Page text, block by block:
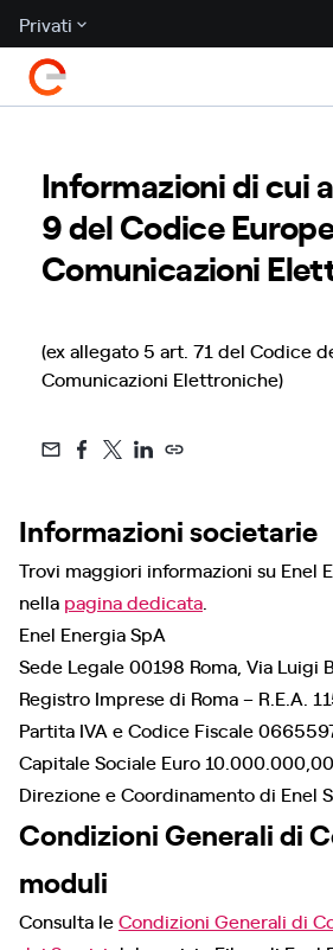
Privati
Informazioni di cui
9 del Codice
Comunicazioni
(ex allegato 5 art. 71 del Codice
Comunicazioni Elettroniche)
Informazioni societarie
Trovi maggiori informazioni su Enel
nella pagina dedicata
Enel Energia SpA
Sede Legale 00198 Roma, Via Luigi
Registro Imprese di Roma – R.E.A.
Partita IVA e Codice Fiscale
Capitale Sociale Euro 10.000.000,00
Direzione e Coordinamento di Enel
Condizioni Generali di
moduli
Consulta leCondizioni Generali di